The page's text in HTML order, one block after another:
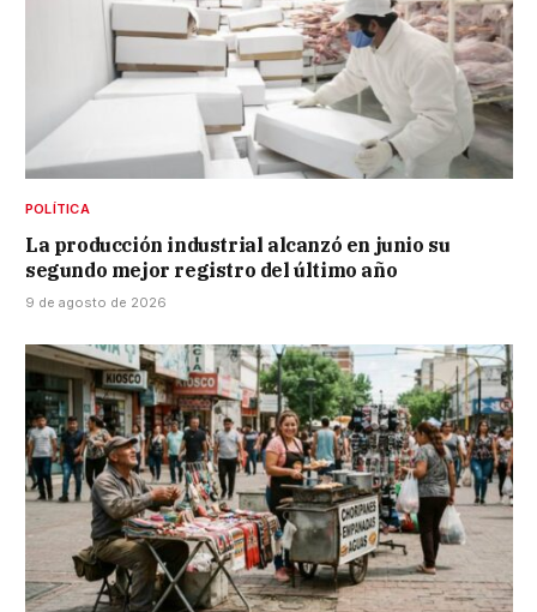
POLÍTICA
La producción industrial alcanzó en junio su
segundo mejor registro del último año
9 de agosto de 2026